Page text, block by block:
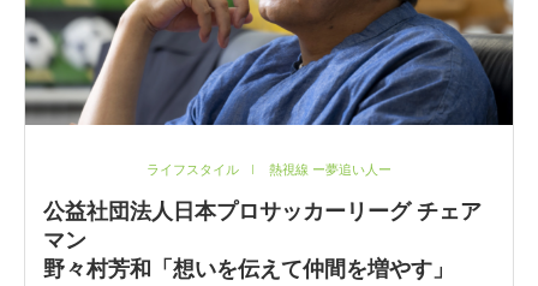
ライフスタイル 熱視線 ー夢追い人ー
公益社団法人日本プロサッカーリーグ チェア
マン
野々村芳和「想いを伝えて仲間を増やす」